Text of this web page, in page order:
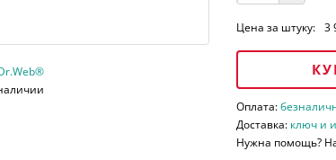
Цена за штуку: 3
Оплата:
Доставка: ключ и
Нужна помощь?